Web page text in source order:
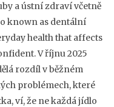
a ústní zdraví včetně
known as dentální
health that affects
V říjnu 2025
rozdíl v běžném
problémech, které
ví, že ne každá jídlo